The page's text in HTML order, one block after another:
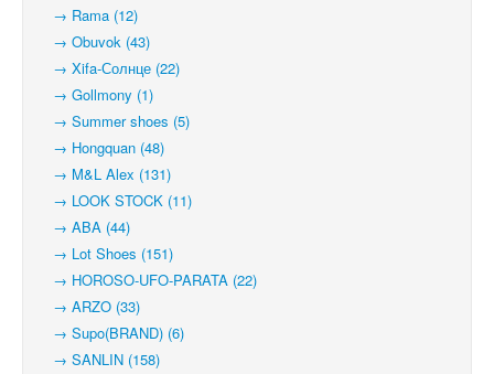
→ Rama (12)
→ Obuvok (43)
→ Xifa-Солнце (22)
→ Gollmony (1)
→ Summer shoes (5)
→ Hongquan (48)
→ M&L Alex (131)
→ LOOK STOCK (11)
→ ABA (44)
→ Lot Shoes (151)
→ HOROSO-UFO-PARATA (22)
→ ARZO (33)
→ Supo(BRAND) (6)
→ SANLIN (158)